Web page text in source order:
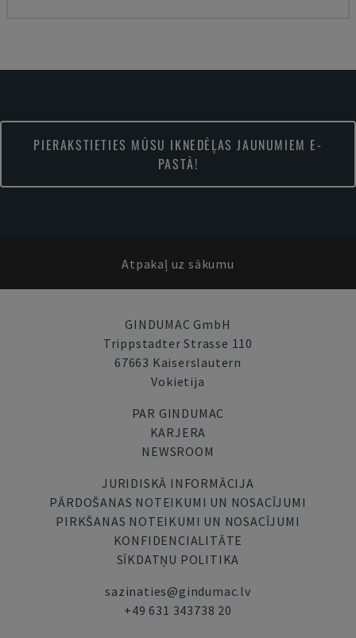
PIERAKSTIETIES MŪSU IKNEDĒĻAS JAUNUMIEM E-
PASTĀ!
Atpakaļ uz sākumu
GINDUMAC GmbH
Trippstadter Strasse 110
67663 Kaiserslautern
Vokietija
PAR GINDUMAC
KARJERA
NEWSROOM
JURIDISKĀ INFORMĀCIJA
PĀRDOŠANAS NOTEIKUMI UN NOSACĪJUMI
PIRKŠANAS NOTEIKUMI UN NOSACĪJUMI
KONFIDENCIALITĀTE
SĪKDATŅU POLITIKA
sazinaties@gindumac.lv
+49 631 343738 20